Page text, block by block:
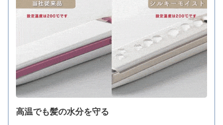
高温でも髪の水分を守る